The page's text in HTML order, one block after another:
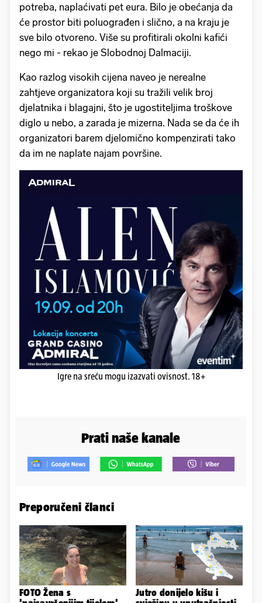
potreba, naplaćivati pet eura. Bilo je obećanja da
će prostor biti poluograđen i slično, a na kraju je
sve bilo otvoreno. Više su profitirali okolni kafići
nego mi - rekao je Slobodnoj Dalmaciji.
Kao razlog visokih cijena naveo je nerealne
zahtjeve organizatora koji su tražili velik broj
djelatnika i blagajni, što je ugostiteljima troškove
diglo u nebo, a zarada je mizerna. Nada se da će ih
organizatori barem djelomično kompenzirati tako
da im ne naplate najam površine.
Igre na sreću mogu izazvati ovisnost. 18+
Prati naše kanale
Preporučeni članci
FOTO Žena s
Jutro donijelo kišu i